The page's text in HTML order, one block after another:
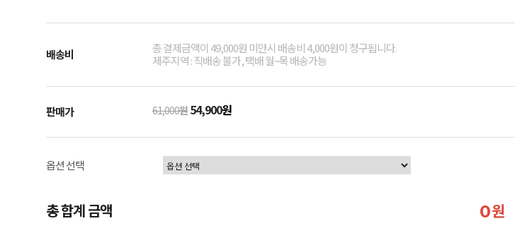
배송비
총 결제금액이 49,000원 미만시 배송비 4,000원이 청구됩니다.
제주지역 : 직배송 불가, 택배 월~목 배송가능
판매가 61,000원 54,900원
옵션 선택
총 합계 금액 0원